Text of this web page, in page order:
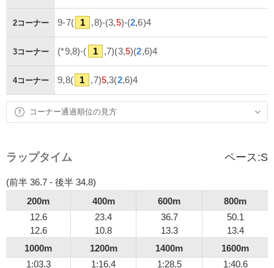
2コーナー 9-7( 1 ,8)-(3,5)-(2,6)4
3コーナー (*9,8)-( 1 ,7)(3,5)(2,6)4
4コーナー 9,8( 1 ,7)5,3(2,6)4
コーナー通過順位の見方
ラップタイム ペース:S
(前半 36.7 - 後半 34.8)
200m
400m 600m
800m
12.6
12.6
23.4
10.8
36.7
13.3
50.1
13.4
1000m
1200m 1400m
1600m
1:03.3
1:16.4
1:28.5
1:40.6